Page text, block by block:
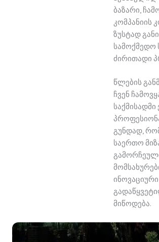
ბაზარი,
კომპანიის
ზუსტად
სამოქმედო
ძირითადი
წლების
ჩვენ
გუნდად,
საერთო
მიწოდება.